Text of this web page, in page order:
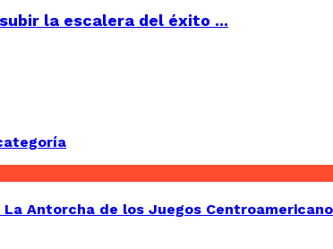
la escalera del éxito ...
Antorcha de los Juegos